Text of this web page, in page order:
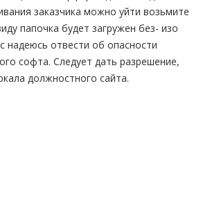
заказчика можно уйти возьмите
папочка будет загружен без- изо
надеюсь отвести об опасности
софта. Следует дать разрешение,
должностного сайта.